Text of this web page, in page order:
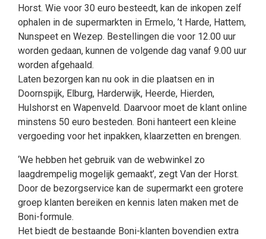
Horst. Wie voor 30 euro besteedt, kan de inkopen zelf
ophalen in de supermarkten in Ermelo, ’t Harde, Hattem,
Nunspeet en Wezep. Bestellingen die voor 12.00 uur
worden gedaan, kunnen de volgende dag vanaf 9.00 uur
worden afgehaald.
Laten bezorgen kan nu ook in die plaatsen en in
Doornspijk, Elburg, Harderwijk, Heerde, Hierden,
Hulshorst en Wapenveld. Daarvoor moet de klant online
minstens 50 euro besteden. Boni hanteert een kleine
vergoeding voor het inpakken, klaarzetten en brengen.
‘We hebben het gebruik van de webwinkel zo
laagdrempelig mogelijk gemaakt’, zegt Van der Horst.
Door de bezorgservice kan de supermarkt een grotere
groep klanten bereiken en kennis laten maken met de
Boni-formule.
Het biedt de bestaande Boni-klanten bovendien extra